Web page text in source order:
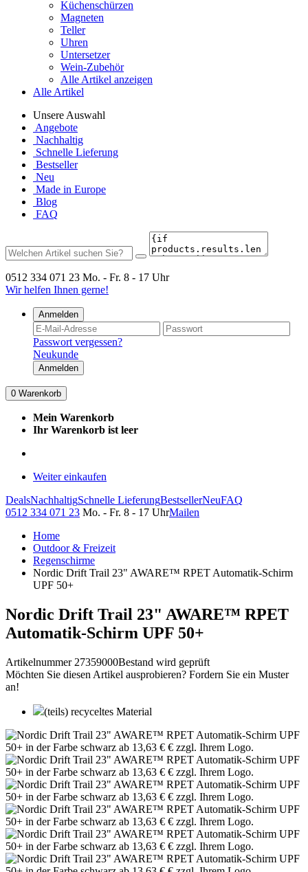
Küchenschürzen
Magneten
Teller
Uhren
Untersetzer
Wein-Zubehör
Alle Artikel anzeigen
Alle Artikel
Unsere Auswahl
Angebote
Nachhaltig
Schnelle Lieferung
Bestseller
Neu
Made in Europe
Blog
FAQ
0512 334 071 23 Mo. - Fr. 8 - 17 Uhr
Wir helfen Ihnen gerne!
Anmelden
Passwort vergessen?
Neukunde
Anmelden
0 Warenkorb
Mein Warenkorb
Ihr Warenkorb ist leer
Weiter einkaufen
DealsNachhaltigSchnelle LieferungBestsellerNeuFAQ
0512 334 071 23 Mo. - Fr. 8 - 17 UhrMailen
Home
Outdoor & Freizeit
Regenschirme
Nordic Drift Trail 23" AWARE™ RPET Automatik-Schirm
UPF 50+
Nordic Drift Trail 23" AWARE™ RPET
Automatik-Schirm UPF 50+
Artikelnummer 27359000Bestand wird geprüft
Möchten Sie diesen Artikel ausprobieren? Fordern Sie ein Muster
an!
(teils) recyceltes Material